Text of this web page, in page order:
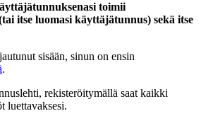
toimii
itse luomasi käyttäjätunnus) sekä itse
sisään, sinun on ensin
.
rekisteröitymällä saat kaikki
luettavaksesi.